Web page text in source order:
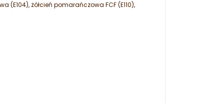
żółcień pomarańczowa FCF (E110),